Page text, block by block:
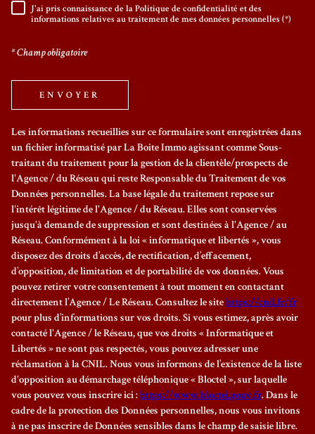
RÈGLEMENTATION
J'ai pris connaissance de la Politique de confidentialité et des
informations relatives au traitement de mes données personnelles (*)
* Champ obligatoire
ENVOYER
Les informations recueillies sur ce formulaire sont enregistrées dans
un fichier informatisé par La Boite Immo agissant comme Sous-
traitant du traitement pour la gestion de la clientèle/prospects de
l'Agence / du Réseau qui reste Responsable du Traitement de vos
Données personnelles. La base légale du traitement repose sur
l'intérêt légitime de l'Agence / du Réseau. Elles sont conservées
jusqu'à demande de suppression et sont destinées à l'Agence / au
Réseau. Conformément à la loi « informatique et libertés », vous
disposez des droits d’accès, de rectification, d’effacement,
d’opposition, de limitation et de portabilité de vos données. Vous
pouvez retirer votre consentement à tout moment en contactant
directement l’Agence / Le Réseau. Consultez le sitehttps://cnil.fr/fr
pour plus d’informations sur vos droits. Si vous estimez, après avoir
contacté l'Agence / le Réseau, que vos droits « Informatique et
Libertés » ne sont pas respectés, vous pouvez adresser une
réclamation à la CNIL. Nous vous informons de l’existence de la liste
d'opposition au démarchage téléphonique « Bloctel », sur laquelle
vous pouvez vous inscrire ici :https://www.bloctel.gouv.fr. Dans le
cadre de la protection des Données personnelles, nous vous invitons
à ne pas inscrire de Données sensibles dans le champ de saisie libre.